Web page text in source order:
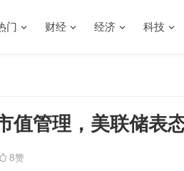
门 财经 经济 科技
值管理，美联储表
8赞